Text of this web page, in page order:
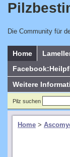
Die Community für
Home
Weitere
Pilz suchen
Home >